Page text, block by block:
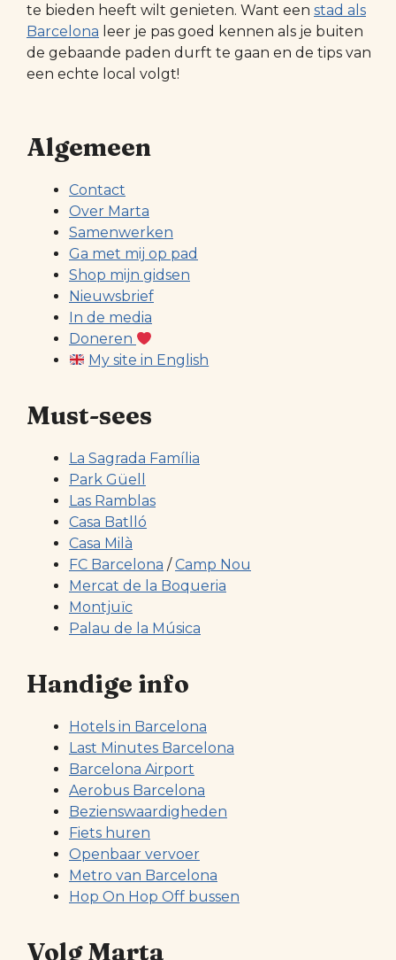
te bieden heeft wilt genieten. Want een stad als
Barcelona leer je pas goed kennen als je buiten
de gebaande paden durft te gaan en de tips van
een echte local volgt!
Algemeen
Contact
Over Marta
Samenwerken
Ga met mij op pad
Shop mijn gidsen
Nieuwsbrief
In de media
Doneren
My site in English
Must-sees
La Sagrada Família
Park Güell
Las Ramblas
Casa Batlló
Casa Milà
FC Barcelona /Camp Nou
Mercat de la Boqueria
Montjuïc
Palau de la Música
Handige info
Hotels in Barcelona
Last Minutes Barcelona
Barcelona Airport
Aerobus Barcelona
Bezienswaardigheden
Fiets huren
Openbaar vervoer
Metro van Barcelona
Hop On Hop Off bussen
Volg Marta